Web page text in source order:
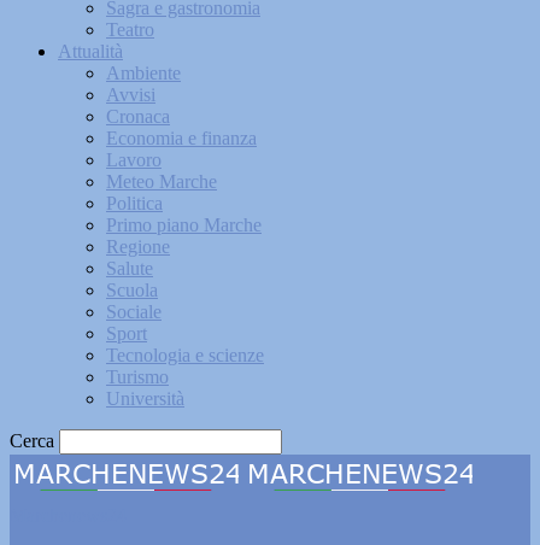
Sagra e gastronomia
Teatro
Attualità
Ambiente
Avvisi
Cronaca
Economia e finanza
Lavoro
Meteo Marche
Politica
Primo piano Marche
Regione
Salute
Scuola
Sociale
Sport
Tecnologia e scienze
Turismo
Università
Cerca